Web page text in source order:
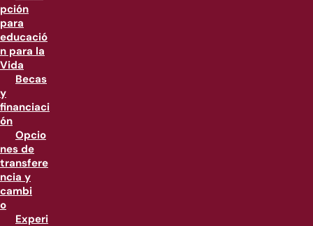
pción
para
educació
n para la
Vida
Becas
y
financiaci
ón
Opcio
nes de
transfere
ncia y
cambi
o
Experi